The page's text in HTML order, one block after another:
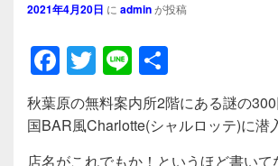
2021年4月20日 に adminが投稿
F
a
c
e
T
wi
tt
er
Li
n
e
有
秋葉原の無料案内所2階にある謎の
国BAR風Charlotte(シャルロッテ)に潜
店名がこれでもか！というほど書い